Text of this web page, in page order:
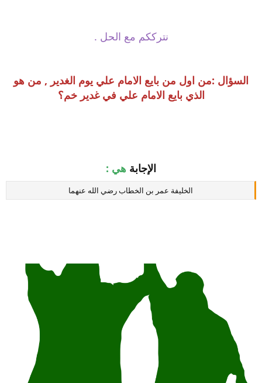
نترككم مع الحل .
السؤال :من اول من بايع الامام علي يوم الغدير , من هو
الذي بايع الامام علي في غدير خم؟
الإجابة هي :
الخليفة عمر بن الخطاب رضي الله عنهما